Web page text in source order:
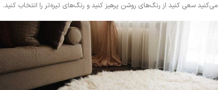
می‌کنید سعی کنید از رنگ‌های روشن پرهیز کنید و رنگ‌های تیره‌تر را انتخاب کنید.